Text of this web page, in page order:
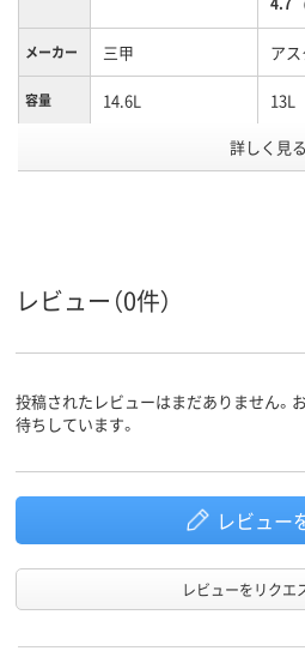
メーカー 三甲 ア
容量 14.6L 13L
ポリ
スコア
詳しく見る
レビュー（0件）
投稿されたレビューはまだありません。
待ちしています。
レビュー
レビューをリクエ